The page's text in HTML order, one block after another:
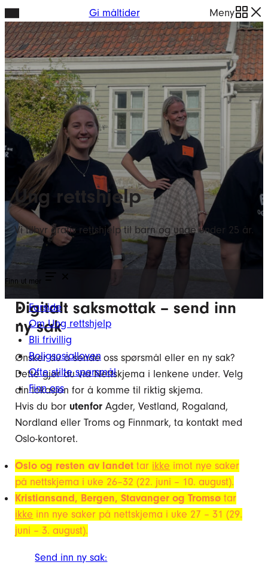
Hopp
til
innhold
Gi måltider Meny
Ung rettshjelp
Vi tilbyr gratis rettshjelp til barn og unge under 25 år.
Finn ut mer
Forside
Om Ung rettshjelp
Bli frivillig
Boligsosialloven
Ofte stilte spørsmål
Finn oss
Digitalt saksmottak – send inn
ny sak
Ønsker du å sende oss spørsmål eller en ny sak?
Dette gjør du via Nettskjema i lenkene under. Velg
din lokasjon for å komme til riktig skjema.
Hvis du bor utenfor Agder, Vestland, Rogaland,
Nordland eller Troms og Finnmark, ta kontakt med
Oslo-kontoret.
Oslo og resten av landettar ikke imot nye saker
på nettskjema i uke 26–32 (22. juni – 10. august).
Kristiansand, Bergen, Stavanger og Tromsø tar
ikke inn nye saker på nettskjema i uke 27 – 31 (29.
juni – 3. august).
Send inn ny sak: